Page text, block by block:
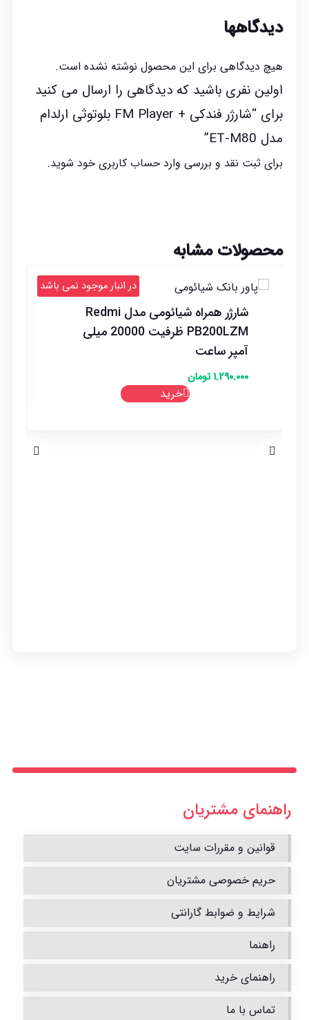
دیدگاهها
هیچ دیدگاهی برای این محصول نوشته نشده است.
اولین نفری باشید که دیدگاهی را ارسال می کنید
برای “شارژر فندکی + FM Player بلوتوثی ارلدام
مدل ET-M80”
برای ثبت نقد و بررسی وارد حساب کاربری خودشوید.
محصولات مشابه
در انبار موجود نمی باشد
شارژر همراه شیائومی مدل Redmi
PB200LZM ظرفیت 20000 میلی
آمپر ساعت
۱.۲۹۰.۰۰۰ تومان
خرید
راهنمای مشتریان
قوانین و مقررات سایت
حریم خصوصی مشتریان
شرایط و ضوابط گارانتی
راهنما
راهنمای خرید
تماس با ما